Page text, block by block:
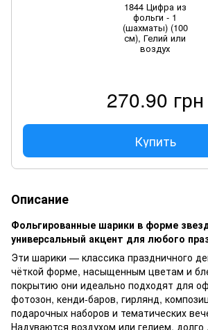
1844 Цифра из
фольги - 1
(шахматы) (100
см), Гелий или
воздух
270.90 грн
Купить
Описание
Фольгированные шарики в форме
универсальный акцент для любого
Эти шарики — классика праздничного
чёткой форме, насыщенным цветам и
покрытию они идеально подходят для
фотозон, кенди-баров, гирлянд,
подарочных наборов и тематических
Надуваются воздухом или гелием,